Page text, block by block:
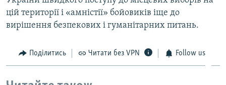
цій території і «амністії» бойовиків іще до
вирішення безпекових і гуманітарних питань.
Поділитись Читати без VPN Follow us